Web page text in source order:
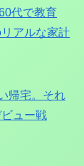
代で教育
アルな家計
帰宅。それ
ュー戦